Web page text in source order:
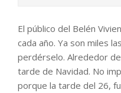
El público del Belén
cada año. Ya son miles
perdérselo. Alrededor
tarde de Navidad. No
porque la tarde del 26,